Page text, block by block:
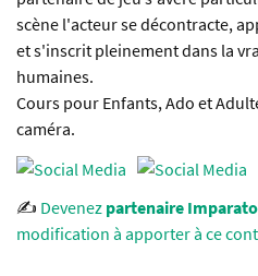
scène l'acteur se décontracte,
et s'inscrit pleinement dans la
humaines.
Cours pour Enfants, Ado et
caméra.
✍️ Devenez partenaire Imparato
modification à apporter à ce